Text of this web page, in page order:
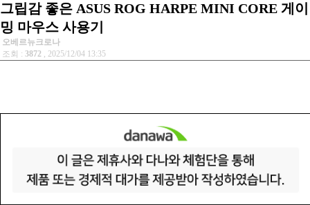
그립감 좋은 ASUS ROG HARPE MINI CORE 게이
밍 마우스 사용기
오베르뉴크로나
조회 : 3872 , 2025/12/04 13:35